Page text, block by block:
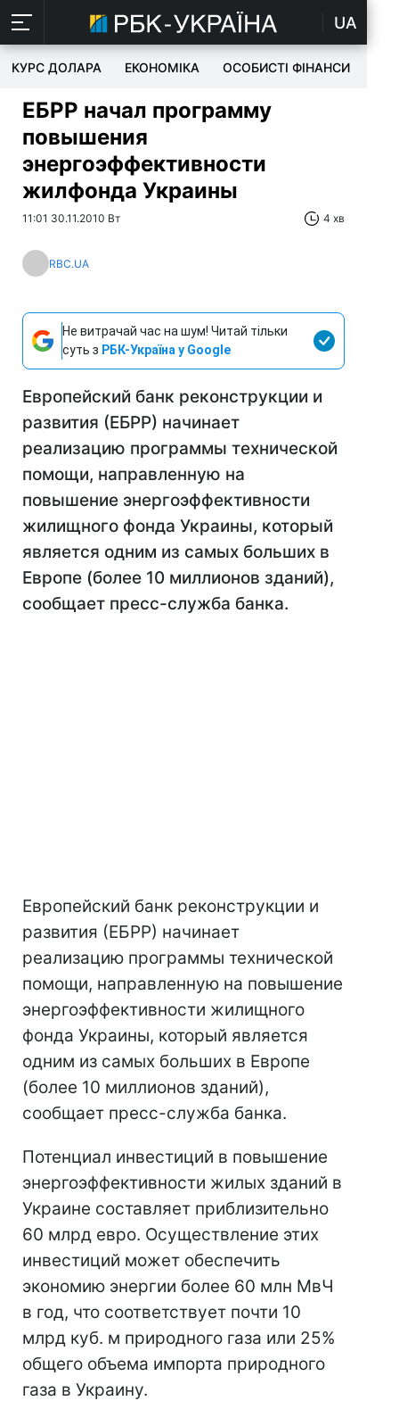
UA
КУРС ДОЛАРА ЕКОНОМІКА ОСОБИСТІ ФІНАНСИ
ЕБРР начал программу
повышения
энергоэффективности
жилфонда Украины
11:01 30.11.2010 Вт 4 хв
RBC.UA
Не витрачай час на шум! Читай тільки
суть з РБК-Україна у Google
Европейский банк реконструкции и
развития (ЕБРР) начинает
реализацию программы технической
помощи, направленную на
повышение энергоэффективности
жилищного фонда Украины, который
является одним из самых больших в
Европе (более 10 миллионов зданий),
сообщает пресс-служба банка.
Европейский банк реконструкции и
развития (ЕБРР) начинает
реализацию программы технической
помощи, направленную на повышение
энергоэффективности жилищного
фонда Украины, который является
одним из самых больших в Европе
(более 10 миллионов зданий),
сообщает пресс-служба банка.
Потенциал инвестиций в повышение
энергоэффективности жилых зданий в
Украине составляет приблизительно
60 млрд евро. Осуществление этих
инвестиций может обеспечить
экономию энергии более 60 млн МвЧ
в год, что соответствует почти 10
млрд куб. м природного газа или 25%
общего объема импорта природного
газа в Украину.